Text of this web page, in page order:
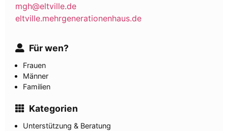
mgh@eltville.de
eltville.mehrgenerationenhaus.de
Für wen?
Frauen
Männer
Familien
Kategorien
Unterstützung & Beratung